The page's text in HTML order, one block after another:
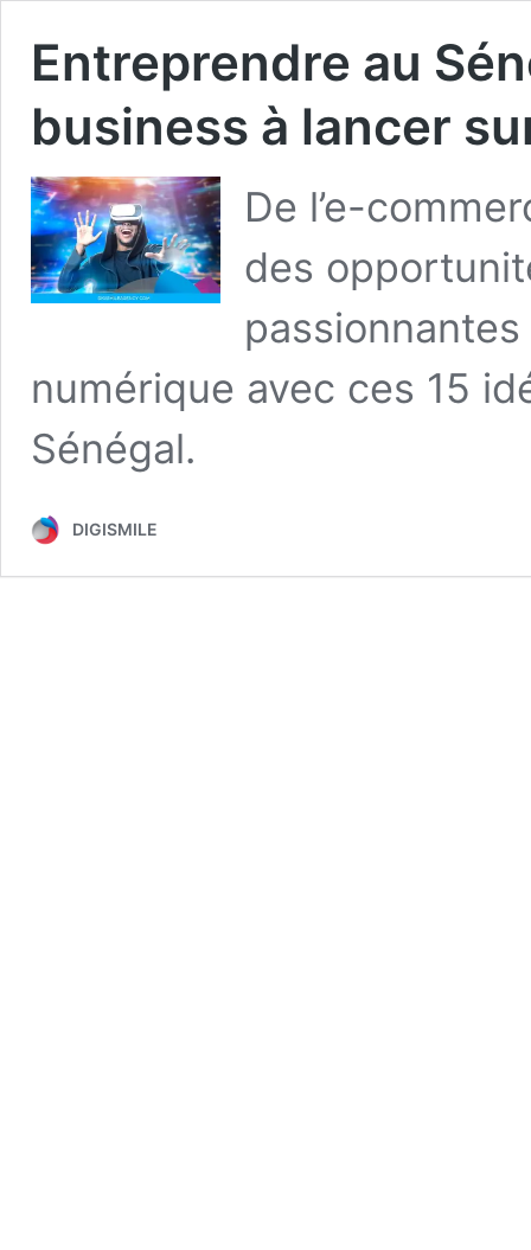
Entreprendre au
business à lancer
De l’e-
des
numérique avec ces 15
Sénégal.
DIGISMILE